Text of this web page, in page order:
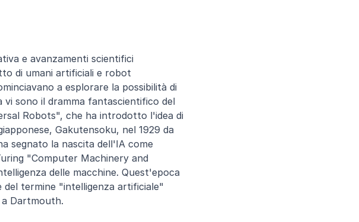
e avanzamenti scientifici
di umani artificiali e robot
a esplorare la possibilità di
sono il dramma fantascientifico del
Robots", che ha introdotto l'idea di
Gakutensoku, nel 1929 da
segnato la nascita dell'IA come
"Computer Machinery and
delle macchine. Quest'epoca
termine "intelligenza artificiale"
Dartmouth.